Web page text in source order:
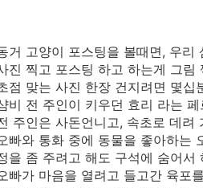
거 고양이 포스팅을 볼때면, 우리
진 찍고 포스팅 하고 하는게 그
점 맞는 사진 한장 건지려면 몇
비 전 주인이 키우던 효리 라는
주인은 사돈언니고, 속초로 데려
빠와 통화 중에 동물을 좋아하는
을 좀 주려고 해도 구석에 숨어
빠가 마음을 열려고 들고간 육포